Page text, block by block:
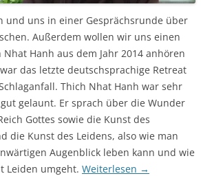
und uns in einer Gesprächsrunde über
Außerdem wollen wir uns einen
Nhat Hanh aus dem Jahr 2014 anhören
das letzte deutschsprachige Retreat
Thich Nhat Hanh war sehr
gelaunt. Er sprach über die Wunder
Gottes sowie die Kunst des
die Kunst des Leidens, also wie man
Augenblick leben kann und wie
Leiden umgeht. Weiterlesen →